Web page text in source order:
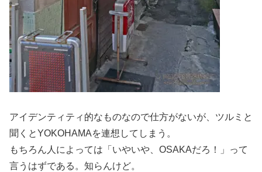
アイデンティティ的なものなので仕方がないが、ツルミと
聞くとYOKOHAMAを連想してしまう。
もちろん人によっては「いやいや、OSAKAだろ！」って
言うはずである。知らんけど。